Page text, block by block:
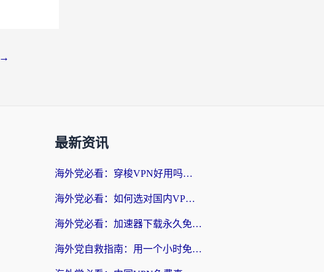
→
最新资讯
海外党必看：穿梭VPN好用吗？和云帆VPN对比哪个回国效果更好？附真实测评+避坑指南
海外党必看：如何选对国内VPN，实现无缝访问国内资源？
海外党必看：加速器下载永久免费版真的存在吗？教你无缝访问国内资源的正确姿势
海外党自救指南：用一个小时免费加速器，轻松打破国内资源访问壁垒？